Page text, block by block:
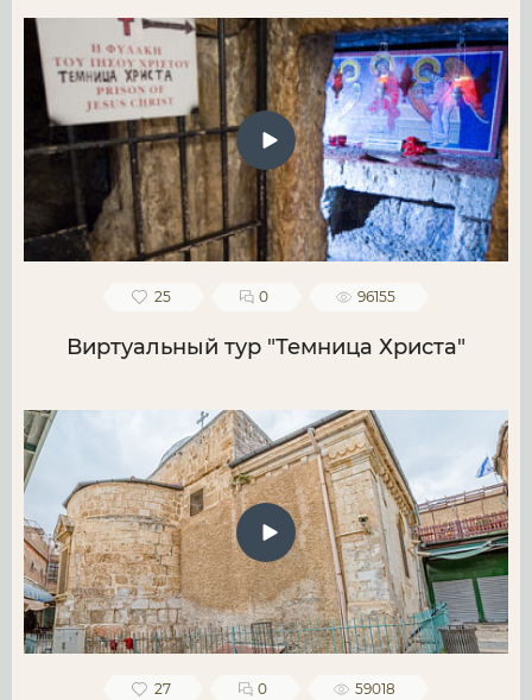
25 0 96155
Виртуальный тур "Темница Христа"
27 0 59018